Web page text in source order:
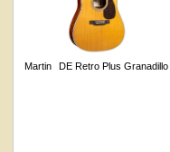
Martin DE Retro Plus Granadillo